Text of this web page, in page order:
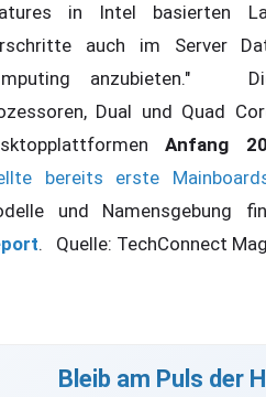
in Intel basierten
auch im Server
anzubieten."
Dual und Quad
Anfang
bereits erste
und Namensgebung
. Quelle: TechConnect
Bleib am Puls der